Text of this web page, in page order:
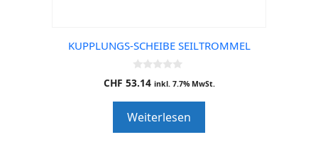
KUPPLUNGS-SCHEIBE SEILTROMMEL
0
o
o
f
5
CHF 53.14 inkl. 7.7% MwSt.
Weiterlesen